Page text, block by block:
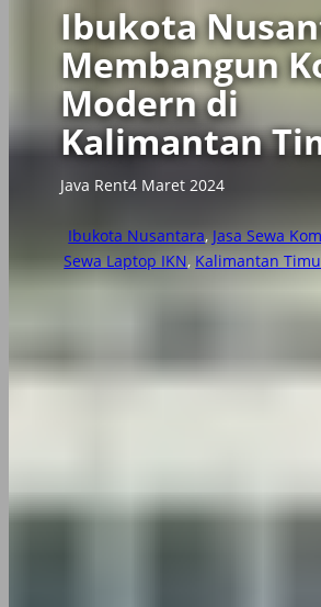
Ibukota
Membangun
Modern di
Kalimantan
Java Rent4 Maret 2024
Ibukota Nusantara, Jasa Sewa
Sewa Laptop IKN, Kalimantan